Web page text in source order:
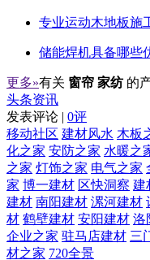
专业运动木地板施
储能焊机具备哪些
更多»有关 窗帘 家纺 的
头条资讯
发表评论 | 0评
移动社区 建材风水 木板
化之家 安防之家 水暖之
之家 灯饰之家 电气之家
家 博一建材 区快洞察 建
建材 南阳建材 漯河建材
材 鹤壁建材 安阳建材 洛
企业之家 驻马店建材 三
材之家 720全景